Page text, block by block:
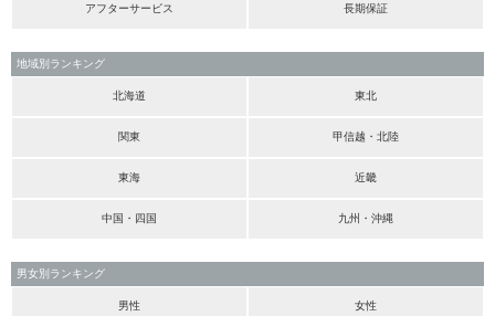
アフターサービス 長期保証
地域別ランキング
北海道 東北
関東 甲信越・北陸
東海 近畿
中国・四国 九州・沖縄
男女別ランキング
男性 女性